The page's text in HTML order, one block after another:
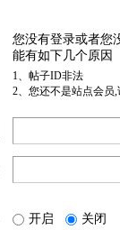
您没有登录或者您
能有如下几个原因
1、帖子ID非法
2、您还不是站点会员
开启 关闭